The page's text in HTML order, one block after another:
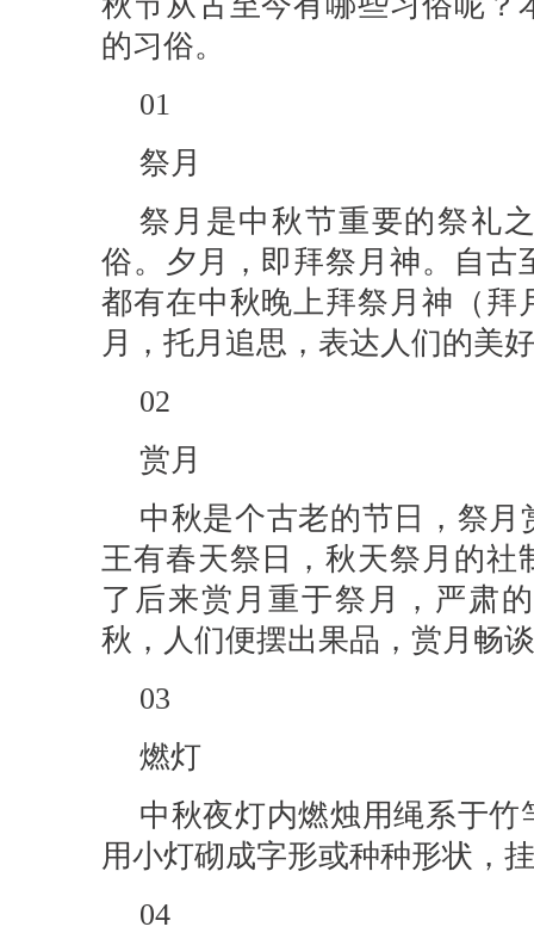
的习俗。
01
祭月
祭月是中秋节重要的祭礼
俗。夕月，即拜祭月神。自古
都有在中秋晚上拜祭月神（拜
月，托月追思，表达人们的美
02
赏月
中秋是个古老的节日，祭
王有春天祭日，秋天祭月的社
了后来赏月重于祭月，严肃
秋，人们便摆出果品，赏月畅
03
燃灯
中秋夜灯内燃烛用绳系于
用小灯砌成字形或种种形状，
04